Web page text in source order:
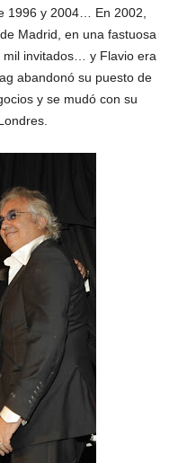
1996 y 2004… En 2002,
Madrid, en una fastuosa
mil invitados… y Flavio era
abandonó su puesto de
y se mudó con su